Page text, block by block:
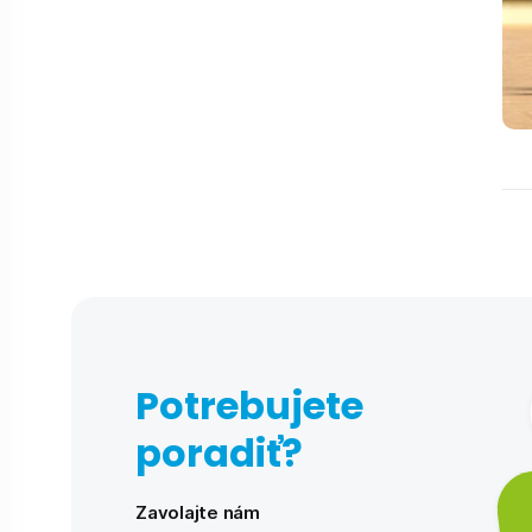
Potrebujete
poradiť?
Zavolajte nám